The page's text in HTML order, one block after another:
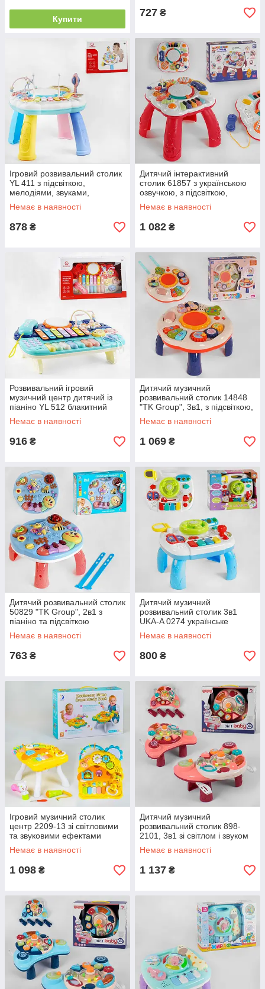
Купити
727 ₴
Ігровий розвивальний столик
YL 411 з підсвіткою,
мелодіями, звуками,
ксилофоном і пальчиковими
іграми
Немає в наявності
878 ₴
Дитячий інтерактивний
столик 61857 з українською
озвучкою, з підсвіткою,
казками
Немає в наявності
1 082 ₴
Розвивальний ігровий
музичний центр дитячий із
піаніно YL 512 блакитний
Немає в наявності
916 ₴
Дитячий музичний
розвивальний столик 14848
"TK Group", 3в1, з підсвіткою,
звуками та піаніно
Немає в наявності
1 069 ₴
Дитячий розвивальний столик
50829 "TK Group", 2в1 з
піаніно та підсвіткою
Немає в наявності
763 ₴
Дитячий музичний
розвивальний столик 3в1
UKA-A 0274 українське
озвучування
Немає в наявності
800 ₴
Ігровий музичний столик
центр 2209-13 зі світловими
та звуковими ефектами
Немає в наявності
1 098 ₴
Дитячий музичний
розвивальний столик 898-
2101, 3в1 зі світлом і звуком
Немає в наявності
1 137 ₴